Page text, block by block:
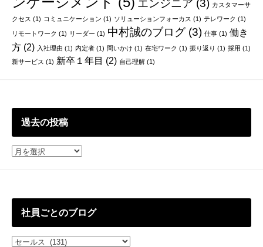
エンジニア (3) カスタマーサ
クセス (1) コミュニケーション (1) ソリューションフォーカス (1) テレワーク (1)
リモートワーク (1) リーダー (1) 中村誠のブログ(3) 仕事(1) 働き
方(2) 入社理由 (1) 内定者(1) 問いかけ (1) 在宅ワーク (1) 振り返り (1) 採用 (1)
新サービス (1) 新卒１年目 (2) 自己理解(1)
過去の投稿
過
社員ごとのブログ
社